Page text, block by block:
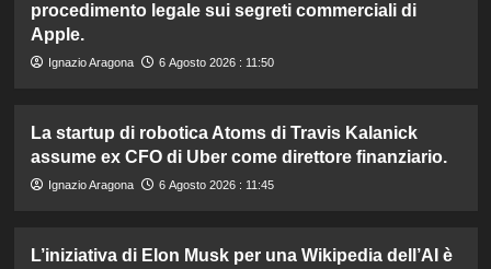
procedimento legale sui segreti commerciali di
Apple.
Ignazio Aragona 6 Agosto 2026 : 11:50
La startup di robotica Atoms di Travis Kalanick
assume ex CFO di Uber come direttore finanziario.
Ignazio Aragona 6 Agosto 2026 : 11:45
L’iniziativa di Elon Musk per una Wikipedia dell’AI è